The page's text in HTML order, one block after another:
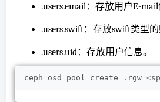
.users.email：存放用户E-mail
.users.swift：存放swift类型的
.users.uid：存放用户信息。
ceph osd pool create .rgw <